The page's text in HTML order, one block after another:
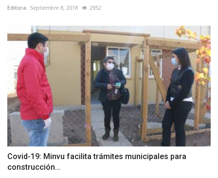
Editora Septiembre 8, 2018 2952
Covid-19: Minvu facilita trámites municipales para
construcción...